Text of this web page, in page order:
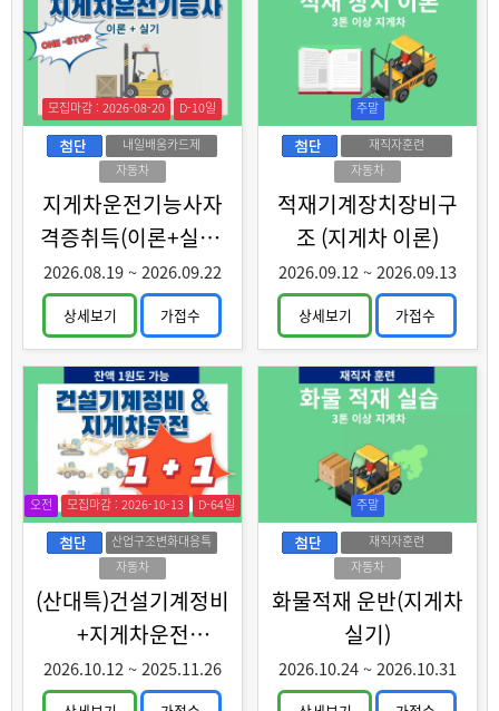
모집마감 : 2026-08-20
D-10일
내일배움카드제
자동차
지게차운전기능사자
격증취득(이론+실기)
과정 A
2026.08.19~2026.09.22
상세보기 가접수
주말
재직자훈련
자동차
적재기계장치장비구
조 (지게차 이론)
2026.09.12~2026.09.13
상세보기 가접수
오전 모집마감 : 2026-10-13
D-64일
산업구조변화대응특
화훈련
자동차
(산대특)건설기계정비
+지게차운전
(중장년특화)
2026.10.12~2025.11.26
주말
재직자훈련
자동차
화물적재 운반(지게차
실기)
2026.10.24~2026.10.31